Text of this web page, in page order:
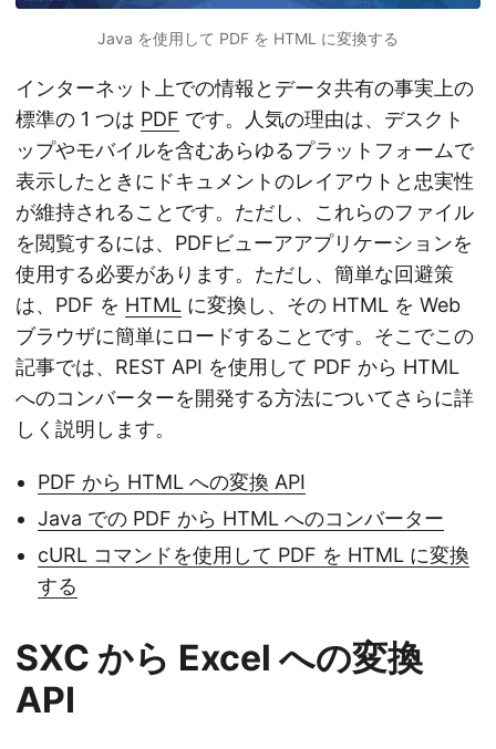
Java を使用して PDF を HTML に変換する
インターネット上での情報とデータ共有の事実上の
標準の 1 つは PDF です。人気の理由は、デスクト
ップやモバイルを含むあらゆるプラットフォームで
表示したときにドキュメントのレイアウトと忠実性
が維持されることです。ただし、これらのファイル
を閲覧するには、PDFビューアアプリケーションを
使用する必要があります。ただし、簡単な回避策
は、PDF を HTML に変換し、その HTML を Web
ブラウザに簡単にロードすることです。そこでこの
記事では、REST API を使用して PDF から HTML
へのコンバーターを開発する方法についてさらに詳
しく説明します。
PDF から HTML への変換 API
Java での PDF から HTML へのコンバーター
cURL コマンドを使用して PDF を HTML に変換
する
SXC から Excel への変換
API